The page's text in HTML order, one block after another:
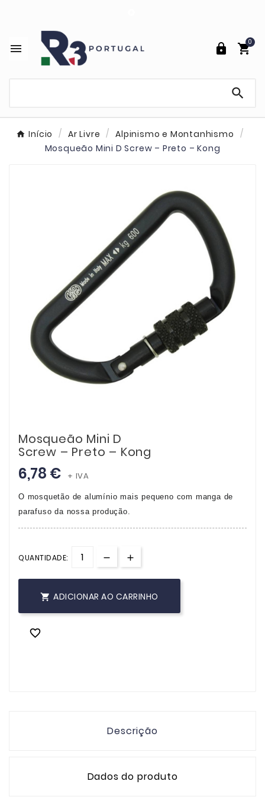
  
0

Início Ar Livre
Alpinismo e Montanhismo
Mosqueão Mini D Screw – Preto – Kong
Mosqueão Mini D
Screw – Preto – Kong
6,78 € + IVA
O mosquetão de alumínio mais pequeno com manga de
parafuso da nossa produção.
QUANTIDADE:
 ADICIONAR AO CARRINHO

Descrição
Dados do produto